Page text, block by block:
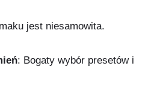
jest niesamowita.
: Bogaty wybór presetów i